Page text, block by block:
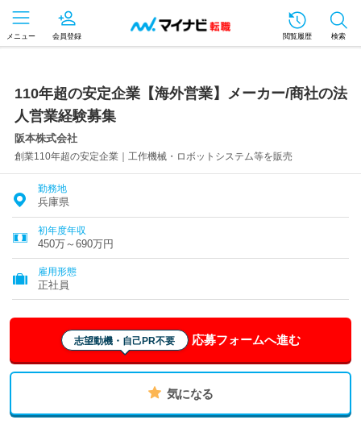
メニュー 会員登録 閲覧履歴 検索
110年超の安定企業【海外営業】メーカー/商社の法
人営業経験募集
阪本株式会社
創業110年超の安定企業｜工作機械・ロボットシステム等を販売
勤務地
兵庫県
初年度年収
450万～690万円
雇用形態
正社員
志望動機・自己PR不要 応募フォームへ進む
気になる